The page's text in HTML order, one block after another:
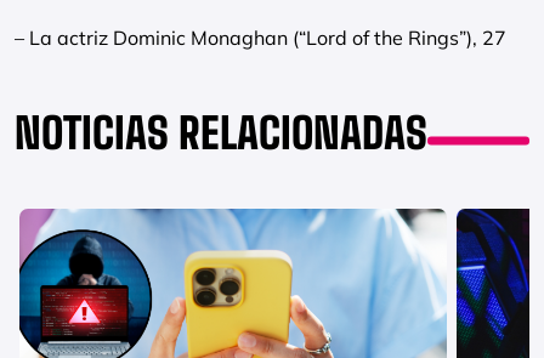
– La actriz Dominic Monaghan (“Lord of the Rings”), 27
NOTICIAS RELACIONADAS